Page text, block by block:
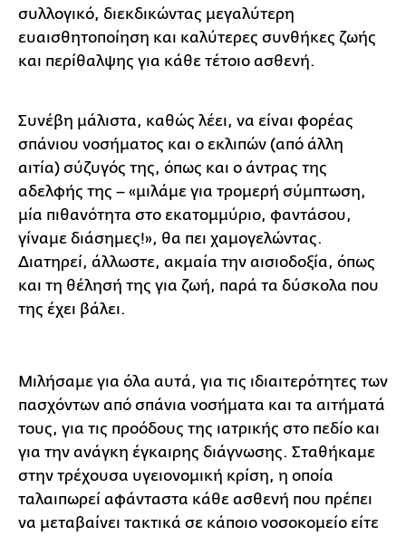
συλλογικό, διεκδικώντας μεγαλύτερη
ευαισθητοποίηση και καλύτερες συνθήκες ζωής
και περίθαλψης για κάθε τέτοιο ασθενή.
Συνέβη μάλιστα, καθώς λέει, να είναι φορέας
σπάνιου νοσήματος και ο εκλιπών (από άλλη
αιτία) σύζυγός της, όπως και ο άντρας της
αδελφής της – «μιλάμε για τρομερή σύμπτωση,
μία πιθανότητα στο εκατομμύριο, φαντάσου,
γίναμε διάσημες!», θα πει χαμογελώντας.
Διατηρεί, άλλωστε, ακμαία την αισιοδοξία, όπως
και τη θέλησή της για ζωή, παρά τα δύσκολα που
της έχει βάλει.
Μιλήσαμε για όλα αυτά, για τις ιδιαιτερότητες των
πασχόντων από σπάνια νοσήματα και τα αιτήματά
τους, για τις προόδους της ιατρικής στο πεδίο και
για την ανάγκη έγκαιρης διάγνωσης. Σταθήκαμε
στην τρέχουσα υγειονομική κρίση, η οποία
ταλαιπωρεί αφάνταστα κάθε ασθενή που πρέπει
να μεταβαίνει τακτικά σε κάποιο νοσοκομείο είτε